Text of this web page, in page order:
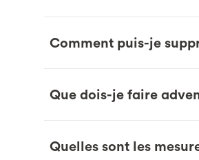
Comment puis-je
Que dois-je faire
Quelles sont les